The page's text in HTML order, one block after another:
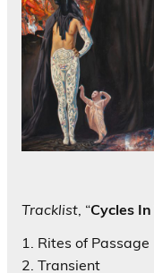
Tracklist, “Cycles
1. Rites of Passage
2. Transient